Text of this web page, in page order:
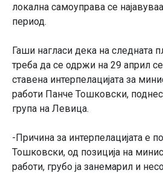
локална самоуправа се
период.
Гаши нагласи дека на следната
треба да се одржи на 29 април
ставена интерпелацијата за
работи Панче Тошковски,
група на Левица.
-Причина за интерпелацијата е
Тошковски, од позиција на
работи, грубо ја занемарил и